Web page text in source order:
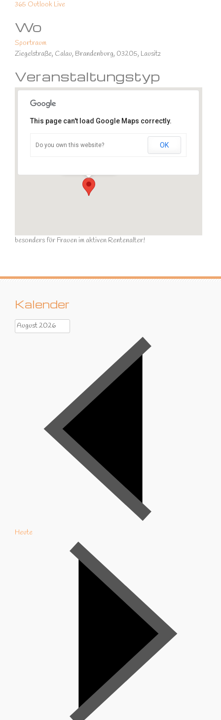
365 Outlook Live
Wo
Sportraum
Ziegelstraße, Calau, Brandenburg, 03205, Lausitz
Veranstaltungstyp
Sportraum
This page can't load Google Maps correctly.
Do you own this website? OK
besonders für Frauen im aktiven Rentenalter!
Kalender
Heute